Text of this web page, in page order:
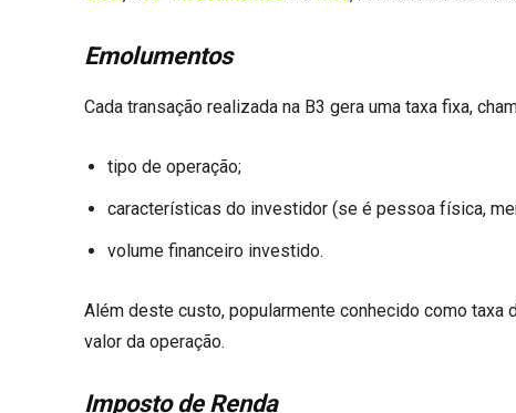
Emolumentos
Cada transação realizada na B3 gera uma taxa fixa,
tipo de operação;
características do investidor (se é pessoa física,
volume financeiro investido.
Além deste custo, popularmente conhecido como taxa
valor da operação.
Imposto de Renda